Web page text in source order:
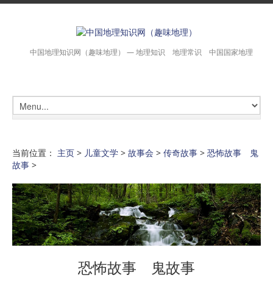
中国地理知识网（趣味地理） — 地理知识 地理常识 中国国家地理
当前位置： 主页 > 儿童文学 > 故事会 > 传奇故事 > 恐怖故事 鬼
故事 >
恐怖故事 鬼故事